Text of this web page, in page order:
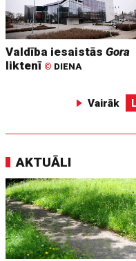
Valdība iesaistāsGora
liktenī © DIENA
Vairāk
AKTUĀLI